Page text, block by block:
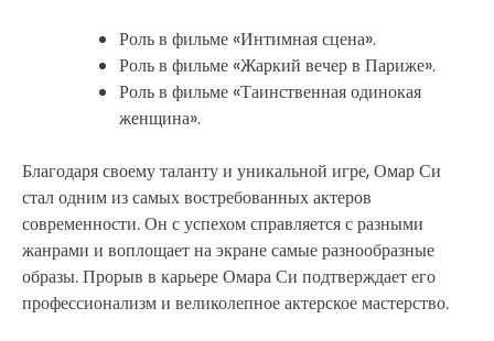
Роль в фильме «Интимная сцена».
Роль в фильме «Жаркий вечер в Париже».
Роль в фильме «Таинственная одинокая
женщина».
Благодаря своему таланту и уникальной игре, Омар Си
стал одним из самых востребованных актеров
современности. Он с успехом справляется с разными
жанрами и воплощает на экране самые разнообразные
образы. Прорыв в карьере Омара Си подтверждает его
профессионализм и великолепное актерское мастерство.